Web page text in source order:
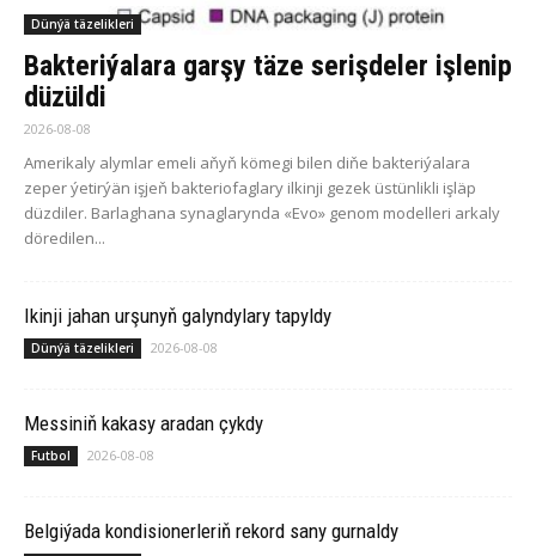
Dünýä täzelikleri
Bakteriýalara garşy täze serişdeler işlenip
düzüldi
2026-08-08
Amerikaly alymlar emeli aňyň kömegi bilen diňe bakteriýalara
zeper ýetirýän işjeň bakteriofaglary ilkinji gezek üstünlikli işläp
düzdiler. Barlaghana synaglarynda «Evo» genom modelleri arkaly
döredilen...
Ikinji jahan urşunyň galyndylary tapyldy
Dünýä täzelikleri 2026-08-08
Messiniň kakasy aradan çykdy
Futbol 2026-08-08
Belgiýada kondisionerleriň rekord sany gurnaldy